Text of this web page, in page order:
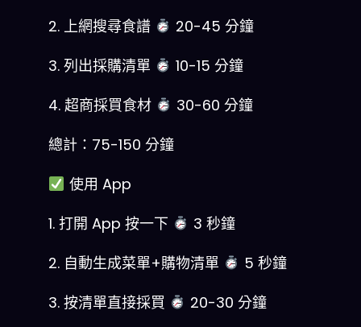
2. 上網搜尋食譜
20-45 分鐘
3. 列出採購清單
10-15 分鐘
4. 超商採買食材
30-60 分鐘
總計：75-150 分鐘
使用 App
1. 打開 App 按一下
3 秒鐘
2. 自動生成菜單+購物清單
5 秒鐘
3. 按清單直接採買
20-30 分鐘